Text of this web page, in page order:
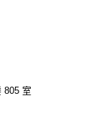
805 室